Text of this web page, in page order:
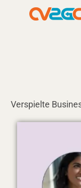
Verspielte